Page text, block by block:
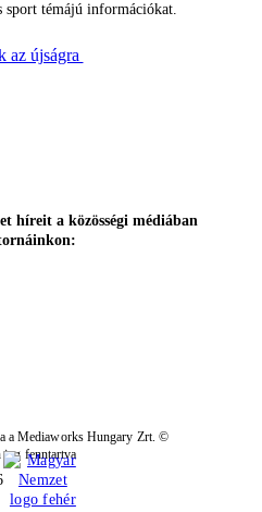
sport témájú információkat.
az újságra
híreit a közösségi médiában
a Mediaworks Hungary Zrt. ©
jog fenntartva